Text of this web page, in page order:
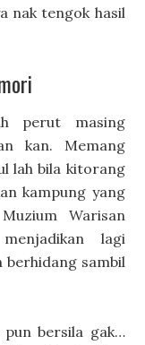
nak tengok hasil
perut masing
kan. Memang
lah bila kitorang
kampung yang
Warisan
lagi
berhidang sambil
pun bersila gak…